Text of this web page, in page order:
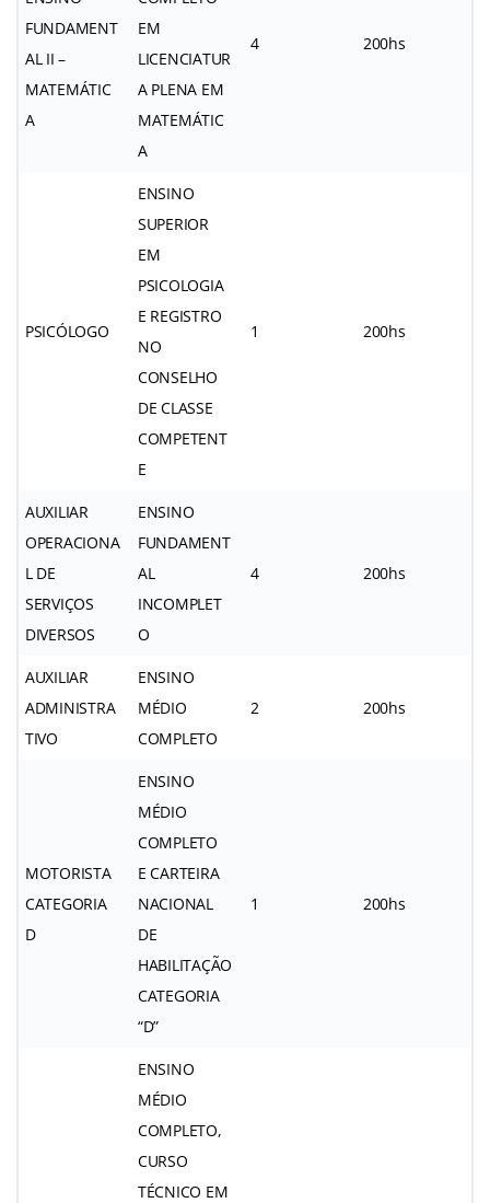
FUNDAMENT
AL II –
MATEMÁTIC
A
EM
LICENCIATUR
A PLENA EM
MATEMÁTIC
A
4 200hs
PSICÓLOGO
ENSINO
SUPERIOR
EM
PSICOLOGIA
E REGISTRO
NO
CONSELHO
DE CLASSE
COMPETENT
E
1 200hs
AUXILIAR
OPERACIONA
L DE
SERVIÇOS
DIVERSOS
ENSINO
FUNDAMENT
AL
INCOMPLET
O
4 200hs
AUXILIAR
ADMINISTRA
TIVO
ENSINO
MÉDIO
COMPLETO
2 200hs
MOTORISTA
CATEGORIA
D
ENSINO
MÉDIO
COMPLETO
E CARTEIRA
NACIONAL
DE
HABILITAÇÃO
CATEGORIA
“D”
1 200hs
ENSINO
MÉDIO
COMPLETO,
CURSO
TÉCNICO EM